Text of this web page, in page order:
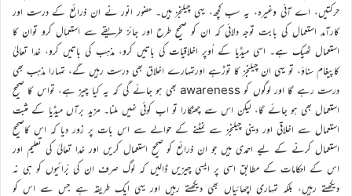
حرکتیں، اے آئی وغیرہ، یہ سب کچھ، یہی چیلنجز ہیں۔ حضور انور نے ان ذرائع کے درست اور
کارآمد استعمال کی بابت توجہ دلائی کہ ان کو صحیح طرح اور جائز طریقے سے استعمال کرو توان کا
استعمال ٹھیک ہے۔ اسی میڈیا کے اُوپر اخلاقیات کی باتیں کرو، مذہب کی باتیں کرو، خدا تعالیٰ
کاپیغام سناؤ، تو یہی ان چیلنجز کا توڑہے اورتمہارے اخلاق بھی درست رہیں گے، تمہارا مذہب بھی
درست رہے گا اور لوگوں کو awareness بھی ہو جائے گی کہ یہ کیا چیز ہے، تواس کا صحیح
استعمال بھی ہو جائے گا، لیکن اس سے چھٹکارا تو اب کوئی نہیں ملنا۔ مزید برآں میڈیا کے مثبت
استعمال سے اخلاقی اور دینی چیلنجز سے نمٹنے کے حوالے سے اس بات پر زور دیا کہ اس کاصحیح
استعمال کرنے کے لیے احمدی ہیں جو ان ذرائع کو صحیح استعمال کریں اور خدا تعالیٰ کی تعلیم اور
اس کے احکامات کے مطابق اسی پر ایسی چیزیں ڈالیں کہ لوگ صرف ان کی بُرائیوں کو ہی نہ
دیکھتے رہیں، بلکہ تمہاری اچھائیاں بھی دیکھتے رہیں اور یہی ایک طریقہ ہے جس سے اس کو